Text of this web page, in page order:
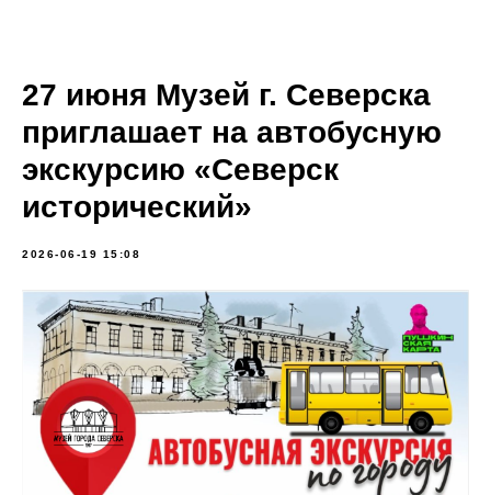
27 июня Музей г. Северска
приглашает на автобусную
экскурсию «Северск
исторический»
2026-06-19 15:08